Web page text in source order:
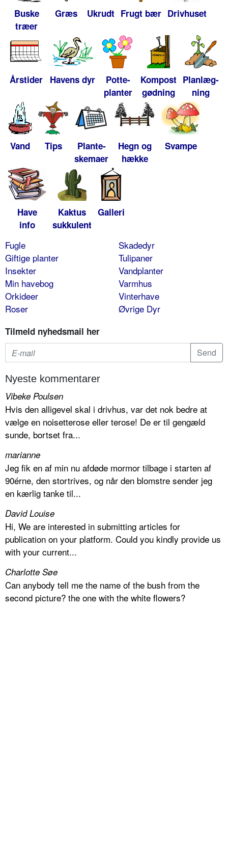
Buske
træer
Græs Ukrudt Frugt bær Drivhuset
Årstider Havens dyr
Potte-
planter
Kompost
gødning
Planlæg-
ning
Vand Tips
Plante-
skemaer
Hegn og
hække
Svampe
Have
info
Kaktus
sukkulent
Galleri
Fugle
Giftige planter
Insekter
Min havebog
Orkideer
Roser
Skadedyr
Tulipaner
Vandplanter
Varmhus
Vinterhave
Øvrige Dyr
Tilmeld nyhedsmail her
Nyeste kommentarer
Vibeke Poulsen
Hvis den alligevel skal i drivhus, var det nok bedre at
vælge en noisetterose eller terose! De er til gengæld
sunde, bortset fra...
marianne
Jeg fik en af min nu afdøde mormor tilbage i starten af
90érne, den stortrives, og når den blomstre sender jeg
en kærlig tanke til...
David Louise
Hi, We are interested in submitting articles for
publication on your platform. Could you kindly provide us
with your current...
Charlotte Søe
Can anybody tell me the name of the bush from the
second picture? the one with the white flowers?